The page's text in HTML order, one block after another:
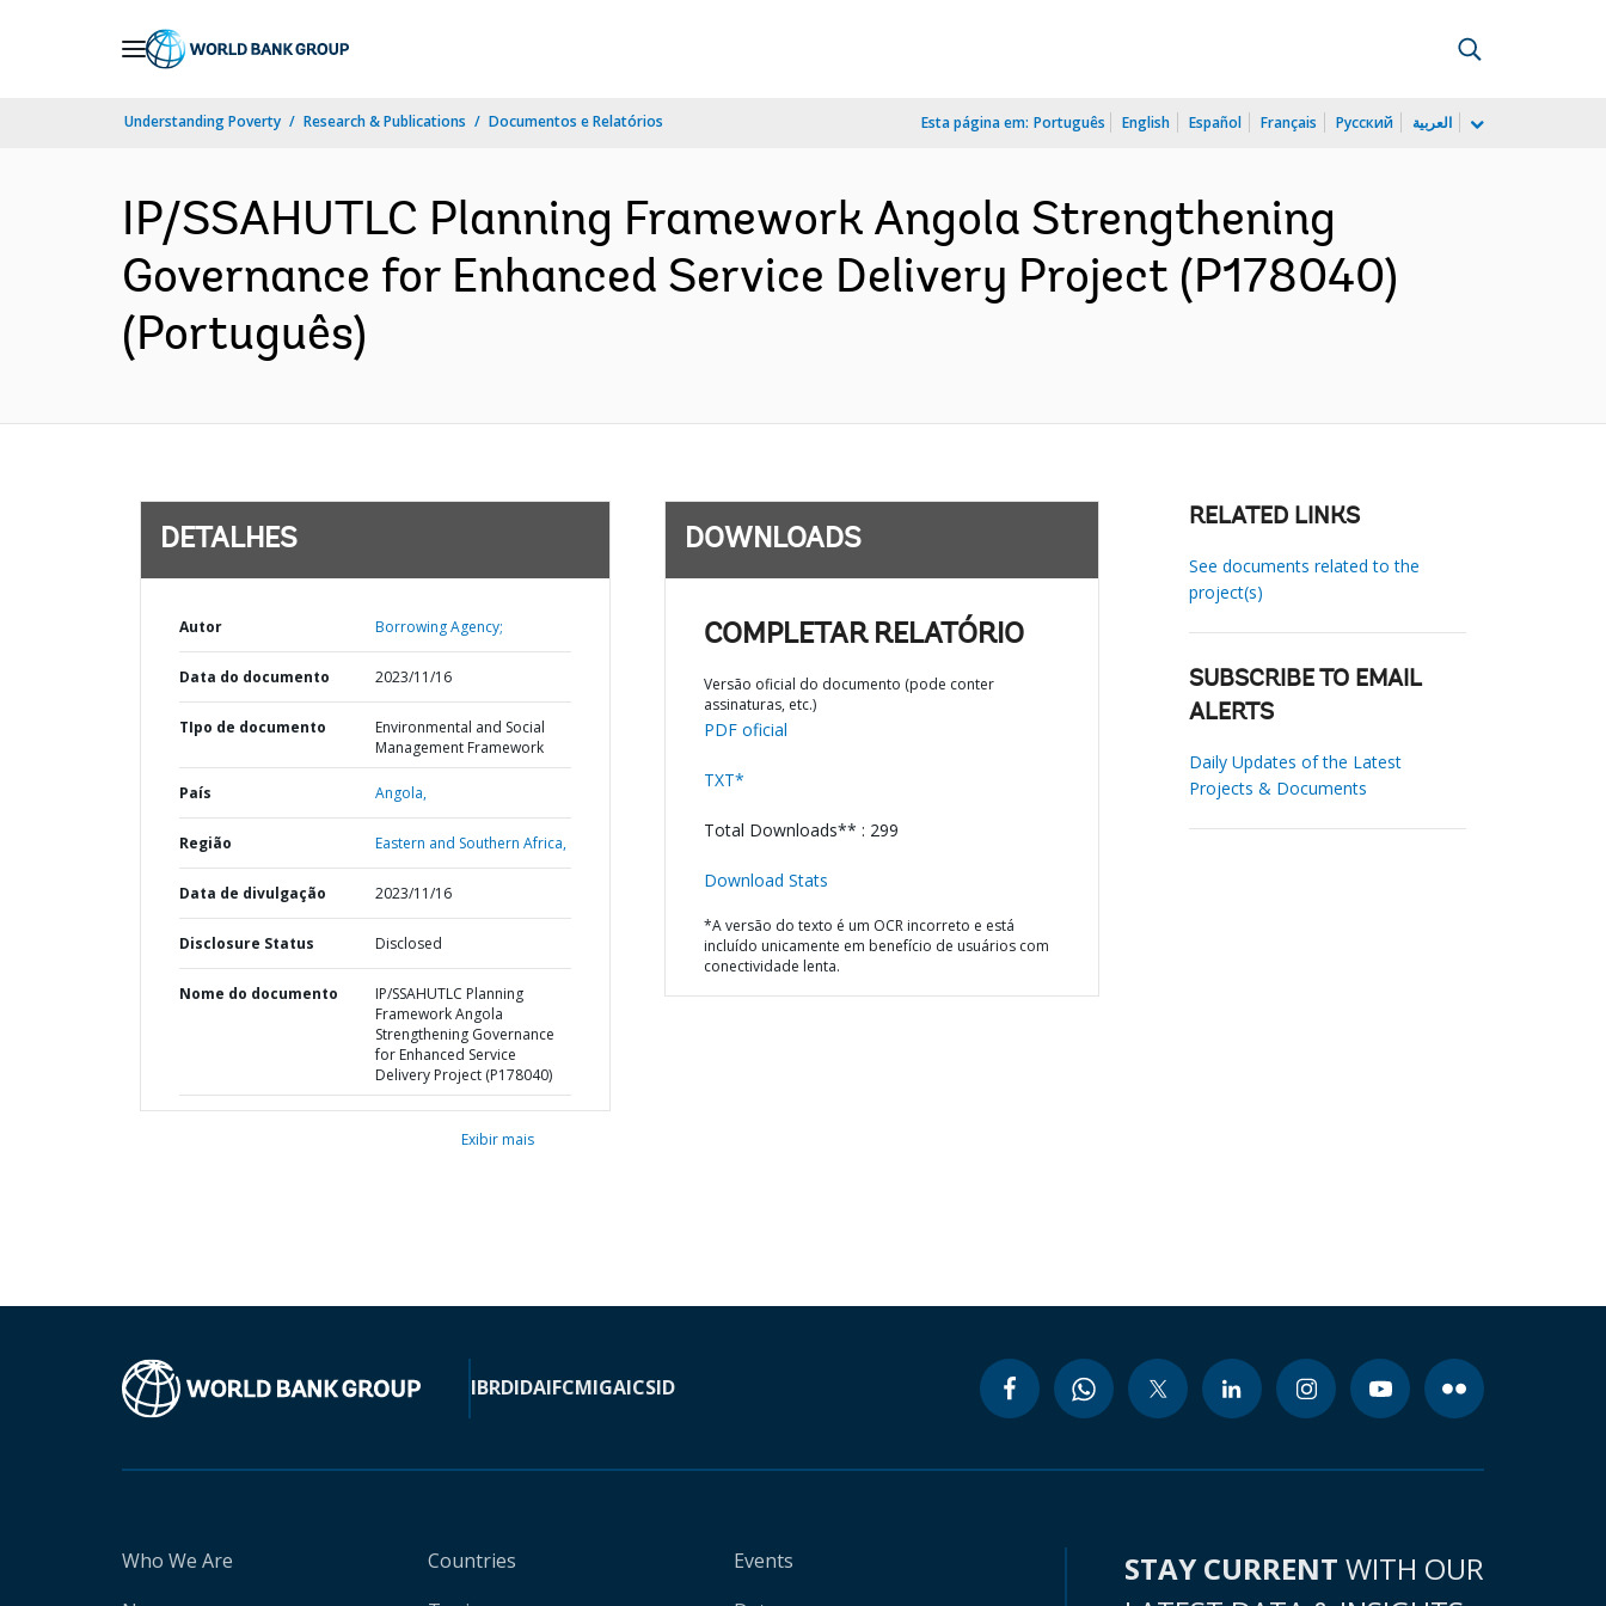
Understanding Poverty Research & Publications Documentos e Relatórios Esta página em: Português English Español Français Русский العربية
IP/SSAHUTLC Planning Framework Angola Strengthening
Governance for Enhanced Service Delivery Project (P178040)
(Português)
DETALHES
Autor Borrowing Agency;
Data do documento 2023/11/16
TIpo de documento
Environmental and Social
Management Framework
País Angola,
Região Eastern and Southern Africa,
Data de divulgação 2023/11/16
Disclosure Status Disclosed
Nome do documento
IP/SSAHUTLC Planning
Framework Angola
Strengthening Governance
for Enhanced Service
Delivery Project (P178040)
Exibir mais
DOWNLOADS
COMPLETAR RELATÓRIO
Versão oficial do documento (pode conter
assinaturas, etc.)
PDF oficial
TXT*
Total Downloads** : 299
Download Stats
*A versão do texto é um OCR incorreto e está
incluído unicamente em benefício de usuários com
conectividade lenta.
RELATED LINKS
See documents related to the
project(s)
SUBSCRIBE TO EMAIL
ALERTS
Daily Updates of the Latest
Projects & Documents
IBRDIDAIFCMIGAICSID
Who We Are
Countries
Events
STAY CURRENT WITH OUR